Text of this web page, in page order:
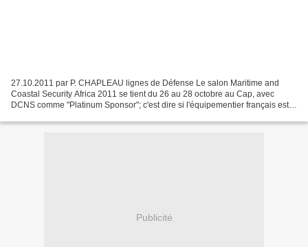
27.10.2011 par P. CHAPLEAU lignes de Défense Le salon Maritime and
Coastal Security Africa 2011 se tient du 26 au 28 octobre au Cap, avec
DCNS comme "Platinum Sponsor"; c'est dire si l'équipementier français est
Publicité